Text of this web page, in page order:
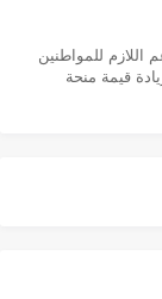
اللازم للمواطنين
قيمة منحة